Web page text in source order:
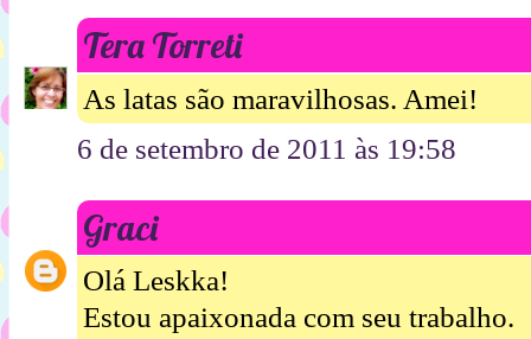
Tera Torreti
As latas são maravilhosas. Amei!
6 de setembro de 2011 às 19:58
Graci
Olá Leskka!
Estou apaixonada com seu trabalho.